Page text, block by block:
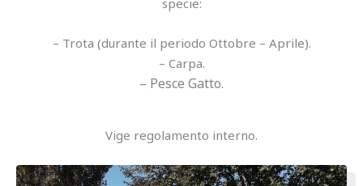
specie:
– Trota (durante il periodo Ottobre – Aprile).
– Carpa.
– Pesce Gatto.
Vige regolamento interno.